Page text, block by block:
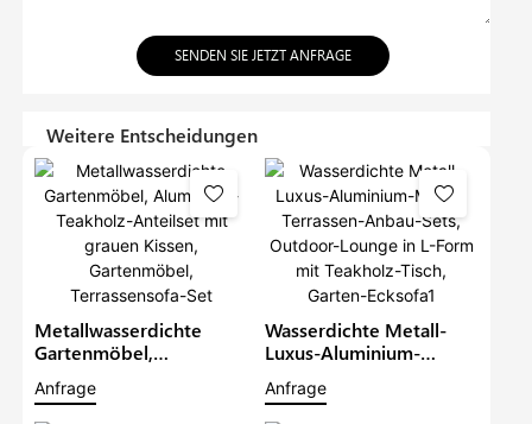
SENDEN SIE JETZT ANFRAGE
Weitere Entscheidungen
Metallwasserdichte
Gartenmöbel,
Aluminium-Teakholz-
Anteilset Mit Grauen
Anfrage
Wasserdichte Metall-
Luxus-Aluminium-
Möbel, Terrassen-
Anbau-Sets, Outdoor-
Anfrage